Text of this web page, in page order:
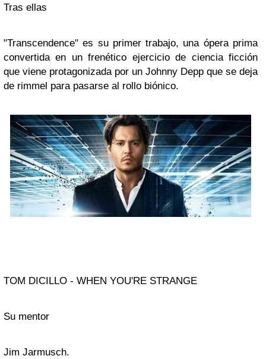
Tras ellas
"Transcendence" es su primer trabajo, una ópera prima
convertida en un frenético ejercicio de ciencia ficción
que viene protagonizada por un Johnny Depp que se deja
de rimmel para pasarse al rollo biónico.
TOM DICILLO - WHEN YOU'RE STRANGE
Su mentor
Jim Jarmusch.